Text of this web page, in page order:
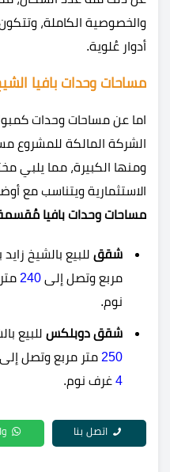
والخصوصية الكاملة،
أدوار عُلوية.
مساحات وحدات بافيا
اما عن مساحات وحدات
الشركة المالكة للمشروع
ومنها الكبيرة، مما يلبي
الاستثمارية ويتناسب مع
مساحات وحدات بافيا
شقق للبيع بالشيخ
مربع وتصل إلى 240
نوم.
شقق دوبلكس للبيع
250 متر مربع وتصل إلى
4 غرف نوم.
اتصل بنا